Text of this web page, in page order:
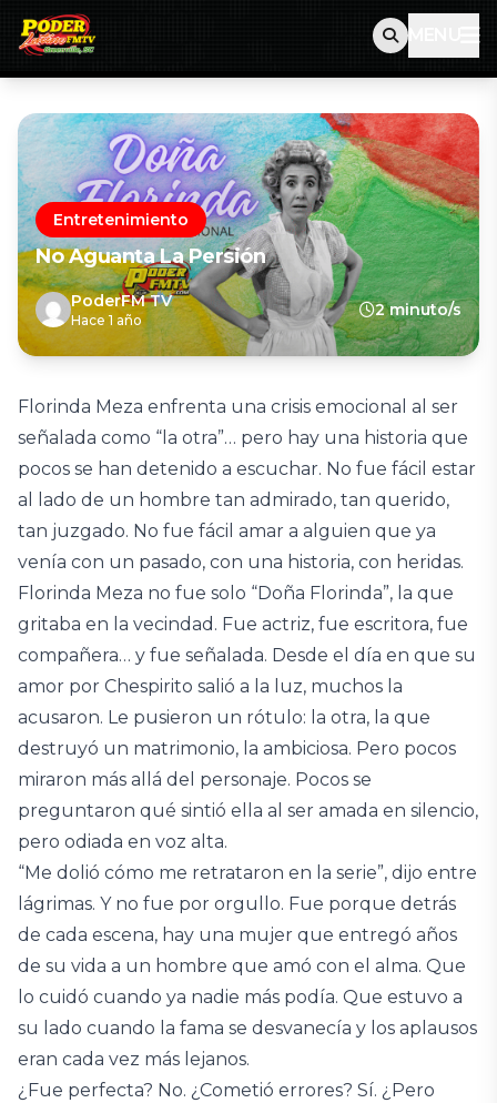
MENU
Entretenimiento
No Aguanta La Persión
PoderFM TV
Hace 1 año
2 minuto/s
Florinda Meza enfrenta una crisis emocional al ser
señalada como “la otra”… pero hay una historia que
pocos se han detenido a escuchar. No fue fácil estar
al lado de un hombre tan admirado, tan querido,
tan juzgado. No fue fácil amar a alguien que ya
venía con un pasado, con una historia, con heridas.
Florinda Meza no fue solo “Doña Florinda”, la que
gritaba en la vecindad. Fue actriz, fue escritora, fue
compañera… y fue señalada. Desde el día en que su
amor por Chespirito salió a la luz, muchos la
acusaron. Le pusieron un rótulo: la otra, la que
destruyó un matrimonio, la ambiciosa. Pero pocos
miraron más allá del personaje. Pocos se
preguntaron qué sintió ella al ser amada en silencio,
pero odiada en voz alta.
“Me dolió cómo me retrataron en la serie”, dijo entre
lágrimas. Y no fue por orgullo. Fue porque detrás
de cada escena, hay una mujer que entregó años
de su vida a un hombre que amó con el alma. Que
lo cuidó cuando ya nadie más podía. Que estuvo a
su lado cuando la fama se desvanecía y los aplausos
eran cada vez más lejanos.
¿Fue perfecta? No. ¿Cometió errores? Sí. ¿Pero